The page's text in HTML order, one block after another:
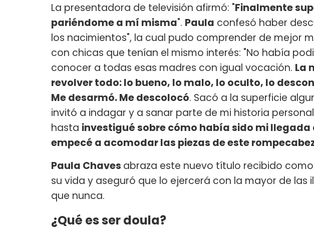
La presentadora de televisión afirmó: "Finalmente
pariéndome a mí misma". Paula confesó haber
los nacimientos", la cual pudo comprender de mejor
con chicas que tenían el mismo interés: "No había
conocer a todas esas madres con igual vocación. La
revolver todo: lo bueno, lo malo, lo oculto, lo
Me desarmó. Me descolocó. Sacó a la superficie
invitó a indagar y a sanar parte de mi historia
hasta investigué sobre cómo había sido mi llegada
empecé a acomodar las piezas de este
Paula Chaves abraza este nuevo título recibido
su vida y aseguró que lo ejercerá con la mayor de las
que nunca.
¿Qué es ser doula?